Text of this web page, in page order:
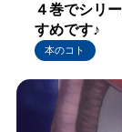
４巻でシリ
すめです♪
本のコト